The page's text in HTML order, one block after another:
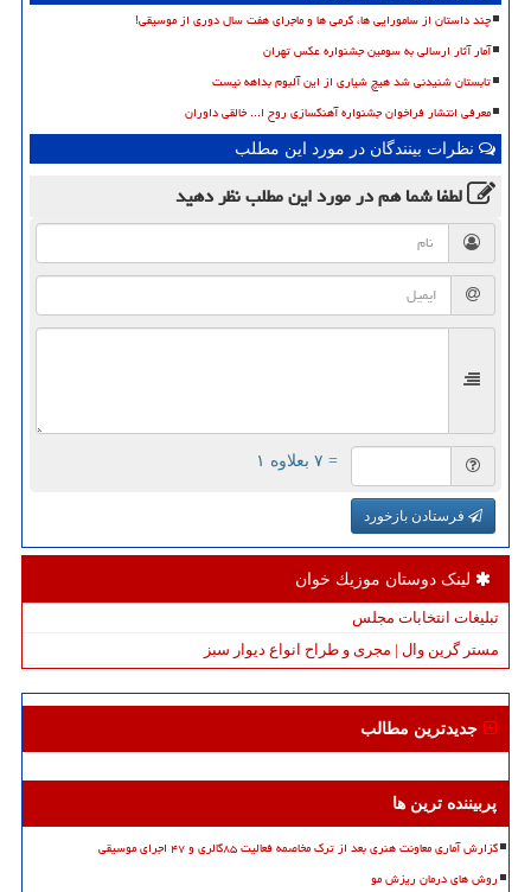
چند داستان از سامورایی ها، گرمی ها و ماجرای هفت سال دوری از موسیقی!
آمار آثار ارسالی به سومین جشنواره عکس تهران
تابستان شنیدنی شد هیچ شیاری از این آلبوم بداهه نیست
معرفی انتشار فراخوان جشنواره آهنگسازی روح ا... خالقی داوران
نظرات بینندگان در مورد این مطلب
لطفا شما همدر مورد این مطلبنظر دهید
= ۷ بعلاوه ۱
فرستادن بازخورد
لینک دوستان موزیك خوان
تبلیغات انتخابات مجلس
مستر گرین وال | مجری و طراح انواع دیوار سبز
جدیدترین مطالب
پربیننده ترین ها
گزارش آماری معاونت هنری بعد از ترک مخاصمه فعالیت ۸۵گالری و ۴۷ اجرای موسیقی
روش های درمان ریزش مو